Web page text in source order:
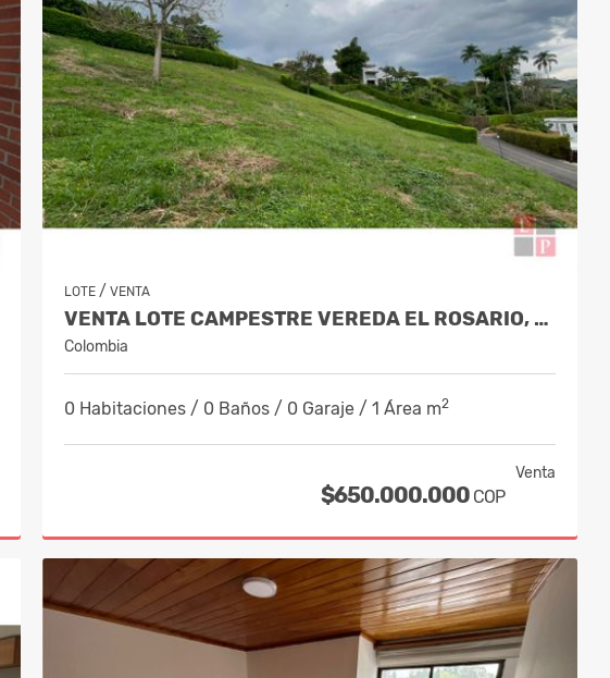
LOTE / VENTA
VENTA LOTE CAMPESTRE VEREDA EL ROSARIO, MANIZALES | CÓD. 10071816
Colombia
0 Habitaciones / 0 Baños / 0 Garaje / 1 Área m2
Venta
$650.000.000 COP